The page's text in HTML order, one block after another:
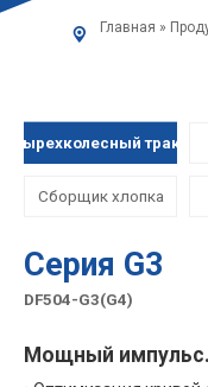
Главная »
трактор
Сборщик хлопка
Серия G3
DF504-G3(G4)
Мощный импульс.